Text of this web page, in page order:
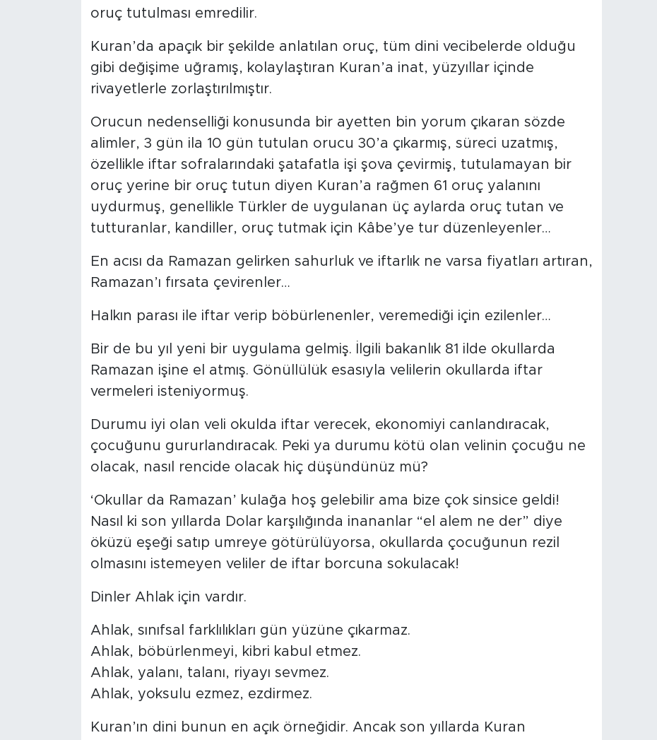
oruç tutulması emredilir.
Kuran’da apaçık bir şekilde anlatılan oruç, tüm dini vecibelerde olduğu
gibi değişime uğramış, kolaylaştıran Kuran’a inat, yüzyıllar içinde
rivayetlerle zorlaştırılmıştır.
Orucun nedenselliği konusunda bir ayetten bin yorum çıkaran sözde
alimler, 3 gün ila 10 gün tutulan orucu 30’a çıkarmış, süreci uzatmış,
özellikle iftar sofralarındaki şatafatla işi şova çevirmiş, tutulamayan bir
oruç yerine bir oruç tutun diyen Kuran’a rağmen 61 oruç yalanını
uydurmuş, genellikle Türkler de uygulanan üç aylarda oruç tutan ve
tutturanlar, kandiller, oruç tutmak için Kâbe’ye tur düzenleyenler…
En acısı da Ramazan gelirken sahurluk ve iftarlık ne varsa fiyatları artıran,
Ramazan’ı fırsata çevirenler…
Halkın parası ile iftar verip böbürlenenler, veremediği için ezilenler…
Bir de bu yıl yeni bir uygulama gelmiş. İlgili bakanlık 81 ilde okullarda
Ramazan işine el atmış. Gönüllülük esasıyla velilerin okullarda iftar
vermeleri isteniyormuş.
Durumu iyi olan veli okulda iftar verecek, ekonomiyi canlandıracak,
çocuğunu gururlandıracak. Peki ya durumu kötü olan velinin çocuğu ne
olacak, nasıl rencide olacak hiç düşündünüz mü?
‘Okullar da Ramazan’ kulağa hoş gelebilir ama bize çok sinsice geldi!
Nasıl ki son yıllarda Dolar karşılığında inananlar “el alem ne der” diye
öküzü eşeği satıp umreye götürülüyorsa, okullarda çocuğunun rezil
olmasını istemeyen veliler de iftar borcuna sokulacak!
Dinler Ahlak için vardır.
Ahlak, sınıfsal farklılıkları gün yüzüne çıkarmaz.
Ahlak, böbürlenmeyi, kibri kabul etmez.
Ahlak, yalanı, talanı, riyayı sevmez.
Ahlak, yoksulu ezmez, ezdirmez.
Kuran’ın dini bunun en açık örneğidir. Ancak son yıllarda Kuran